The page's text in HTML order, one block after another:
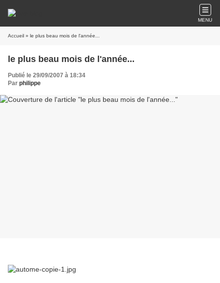
MENU
Accueil » le plus beau mois de l'année...
le plus beau mois de l'année...
Publié le 29/09/2007 à 18:34
Par philippe